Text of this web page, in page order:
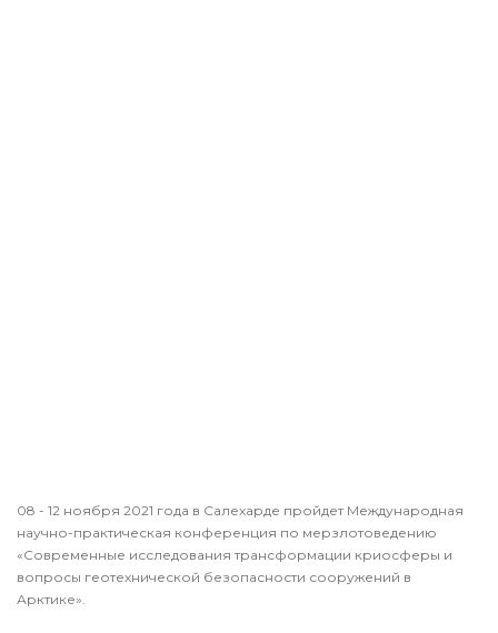
08 - 12 ноября 2021 года в Салехарде пройдет Международная
научно-практическая конференция по мерзлотоведению
«Современные исследования трансформации криосферы и
вопросы геотехнической безопасности сооружений в
Арктике».